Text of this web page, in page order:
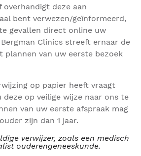
overhandigt deze aan
bent verwezen/geïnformeerd,
gevallen direct online uw
Clinics streeft ernaar de
plannen van uw eerste bezoek
op papier heeft vraagt
deze op veilige wijze naar ons te
van uw eerste afspraak mag
zijn dan 1 jaar.
verwijzer, zoals een medisch
ouderengeneeskunde.